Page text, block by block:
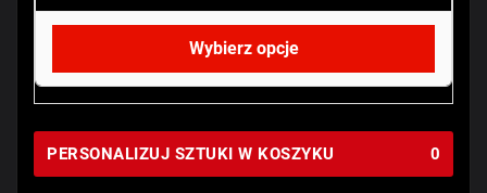
Wybierz opcje
PERSONALIZUJ SZTUKI W KOSZYKU 0